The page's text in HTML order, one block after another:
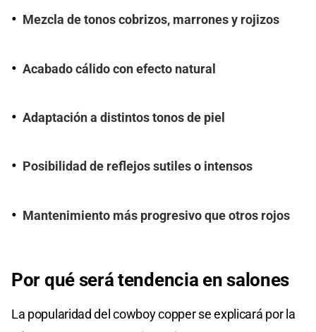
Mezcla de tonos cobrizos, marrones y rojizos
Acabado cálido con efecto natural
Adaptación a distintos tonos de piel
Posibilidad de reflejos sutiles o intensos
Mantenimiento más progresivo que otros rojos
Por qué será tendencia en salones
La popularidad del cowboy copper se explicará por la